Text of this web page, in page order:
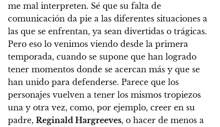
me mal interpreten. Sé que su falta de
comunicación da pie a las diferentes situaciones a
las que se enfrentan, ya sean divertidas o trágicas.
Pero eso lo venimos viendo desde la primera
temporada, cuando se supone que han logrado
tener momentos donde se acercan más y que se
han unido para defenderse. Parece que los
personajes vuelven a tener los mismos tropiezos
una y otra vez, como, por ejemplo, creer en su
padre, Reginald Hargreeves, o hacer de menos a